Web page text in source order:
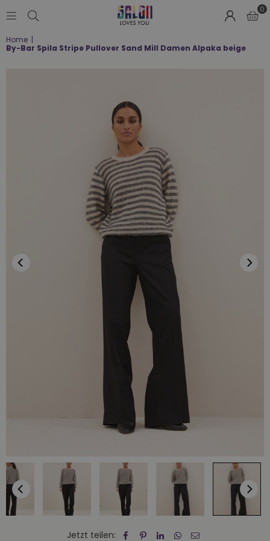
LOVES
YOU
0
Home |
By-Bar Spila Stripe Pullover Sand Mill Damen Alpaka beige
Jetzt teilen: